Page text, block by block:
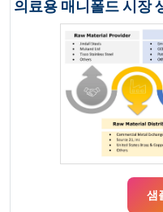
의료용 매니폴드 시장
샘